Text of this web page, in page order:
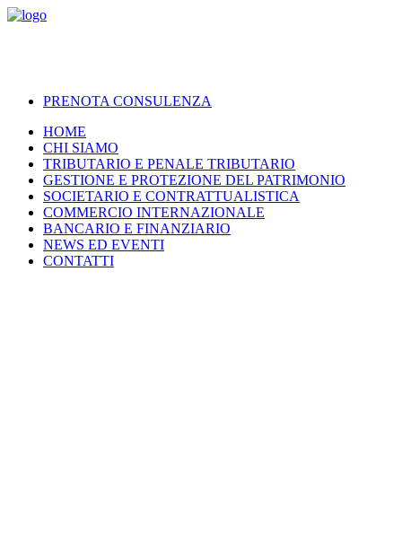
PRENOTA CONSULENZA
HOME
CHI SIAMO
TRIBUTARIO E PENALE TRIBUTARIO
GESTIONE E PROTEZIONE DEL PATRIMONIO
SOCIETARIO E CONTRATTUALISTICA
COMMERCIO INTERNAZIONALE
BANCARIO E FINANZIARIO
NEWS ED EVENTI
CONTATTI